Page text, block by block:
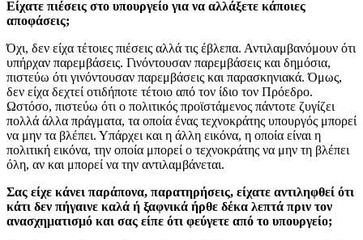
Είχατε πιέσεις στο υπουργείο για να αλλάξετε κάποιες
αποφάσεις;
Όχι, δεν είχα τέτοιες πιέσεις αλλά τις έβλεπα. Αντιλαμβανόμουν ότι
υπήρχαν παρεμβάσεις. Γινόντουσαν παρεμβάσεις και δημόσια,
πιστεύω ότι γινόντουσαν παρεμβάσεις και παρασκηνιακά. Όμως,
δεν είχα δεχτεί οτιδήποτε τέτοιο από τον ίδιο τον Πρόεδρο.
Ωστόσο, πιστεύω ότι ο πολιτικός προϊστάμενος πάντοτε ζυγίζει
πολλά άλλα πράγματα, τα οποία ένας τεχνοκράτης υπουργός μπορεί
να μην τα βλέπει. Υπάρχει και η άλλη εικόνα, η οποία είναι η
πολιτική εικόνα, την οποία μπορεί ο τεχνοκράτης να μην τη βλέπει
όλη, αν και μπορεί να την αντιλαμβάνεται.
Σας είχε κάνει παράπονα, παρατηρήσεις, είχατε αντιληφθεί ότι
κάτι δεν πήγαινε καλά ή ξαφνικά ήρθε δέκα λεπτά πριν τον
ανασχηματισμό και σας είπε ότι φεύγετε από το υπουργείο;